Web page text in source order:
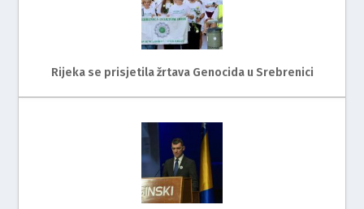
Rijeka se prisjetila žrtava Genocida u Srebrenici